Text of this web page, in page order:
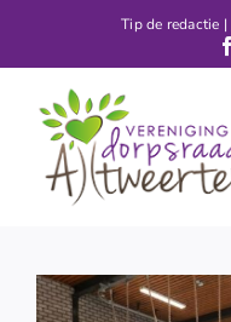
Tip de redactie |
Home
Kalender